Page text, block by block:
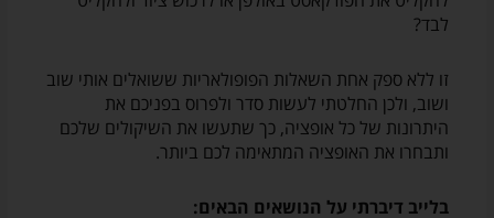
לבד?
זו ללא ספק אחת השאלות הפופולאריות ששואלים אותי שוב
ושוב, ולכן החלטתי לעשות סדר ולפרוס בפניכם את
היתרונות של כל אופציה, כך שתעשו את השיקולים שלכם
ותבחרו את האופציה המתאימה לכם ביותר.
בלייב דיברתי על הנושאים הבאים: